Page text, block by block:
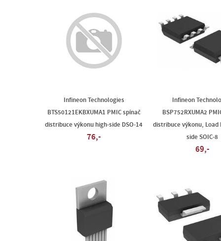
Infineon Technologies
BTS50121EKBXUMA1 PMIC spínač
distribuce výkonu high-side DSO-14
76,-
Infineon
BSP752RXUMA2
distribuce výkonu, Load
side SOIC-8
69,-